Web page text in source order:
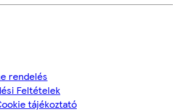
rendelés
Feltételek
tájékoztató